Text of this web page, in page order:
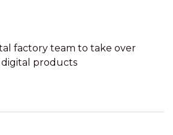
factory team to take over
products